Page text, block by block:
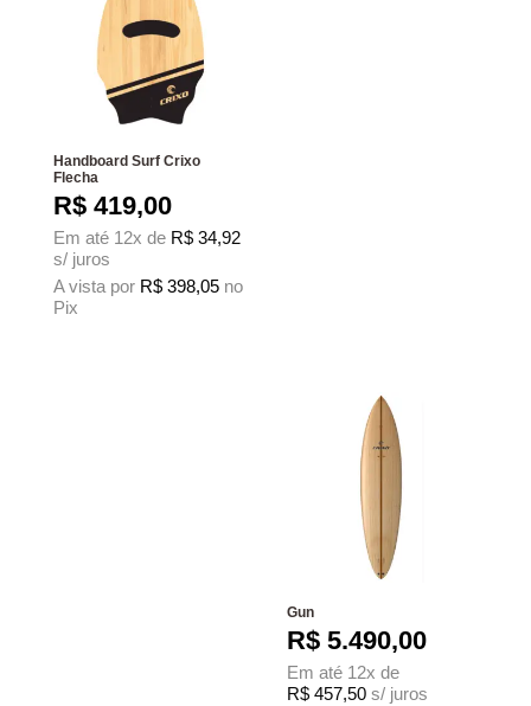
Handboard Surf Crixo
Flecha
R$ 419,00
Em até 12x de R$ 34,92
s/ juros
A vista por R$ 398,05 no
Pix
Gun
R$ 5.490,00
Em até 12x de
R$ 457,50 s/ juros